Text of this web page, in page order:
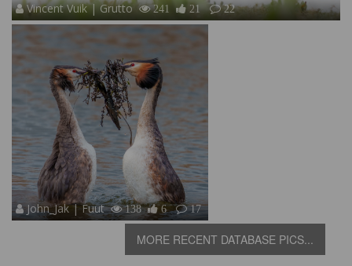
Vincent Vuik | Grutto 241 21 22
John_Jak | Fuut 138 6 17
MORE RECENT DATABASE PICS...